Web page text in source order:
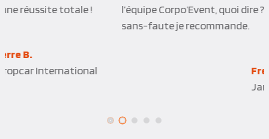
l’équipe Corpo’Event, quoi dire ? C’est parfait …. Un
sans-faute je recommande.